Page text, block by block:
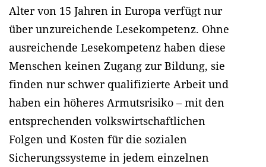
Alter von 15 Jahren in Europa verfügt nur
über unzureichende Lesekompetenz. Ohne
ausreichende Lesekompetenz haben diese
Menschen keinen Zugang zur Bildung, sie
finden nur schwer qualifizierte Arbeit und
haben ein höheres Armutsrisiko – mit den
entsprechenden volkswirtschaftlichen
Folgen und Kosten für die sozialen
Sicherungssysteme in jedem einzelnen